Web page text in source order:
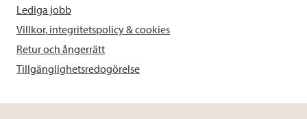
Lediga jobb
Villkor, integritetspolicy & cookies
Retur och ångerrätt
Tillgänglighetsredogörelse